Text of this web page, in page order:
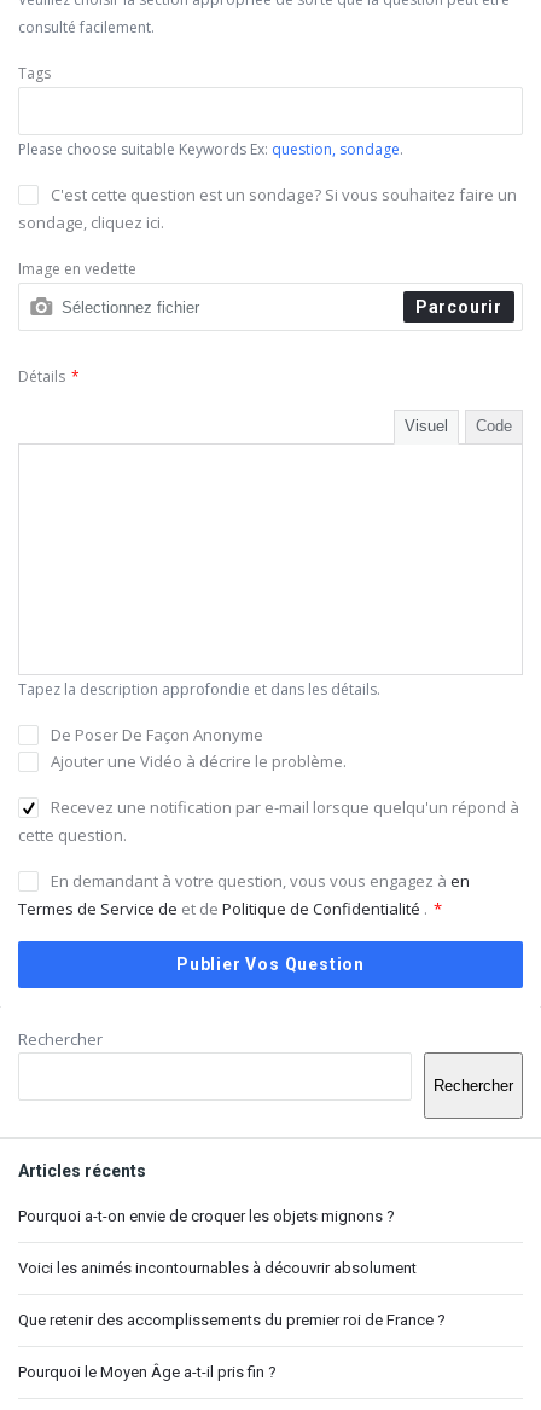
consulté facilement.
Tags
Please choose suitable Keywords Ex: question, sondage.
C'est cette question est un sondage? Si vous souhaitez faire un
sondage, cliquez ici.
Image en vedette
Sélectionnez fichier Parcourir
Détails *
Visuel Code
Tapez la description approfondie et dans les détails.
De Poser De Façon Anonyme
Ajouter une Vidéo à décrire le problème.
Recevez une notification par e-mail lorsque quelqu'un répond à
cette question.
En demandant à votre question, vous vous engagez à en
Termes de Service de et de Politique de Confidentialité . *
latérale
Rechercher
Rechercher
Articles récents
Pourquoi a-t-on envie de croquer les objets mignons ?
Voici les animés incontournables à découvrir absolument
Que retenir des accomplissements du premier roi de France ?
Pourquoi le Moyen Âge a-t-il pris fin ?